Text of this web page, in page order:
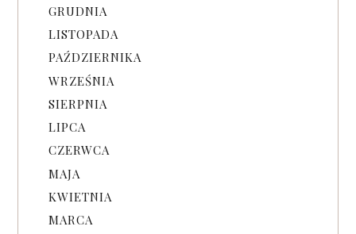
GRUDNIA
LISTOPADA
PAŹDZIERNIKA
WRZEŚNIA
SIERPNIA
LIPCA
CZERWCA
MAJA
KWIETNIA
MARCA